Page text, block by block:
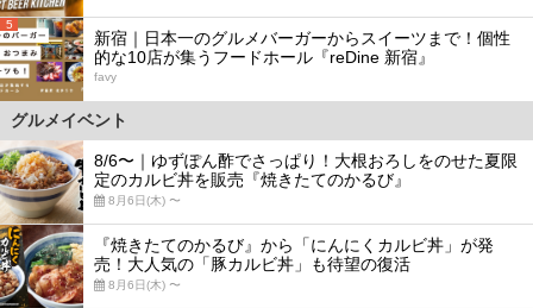
5
新宿｜日本一のグルメバーガーからスイーツまで！個性
的な10店が集うフードホール『reDine 新宿』
favy
グルメイベント
8/6〜｜ゆずぽん酢でさっぱり！大根おろしをのせた夏限
定のカルビ丼を販売『焼きたてのかるび』
8月6日(木) 〜
『焼きたてのかるび』から「にんにくカルビ丼」が発
売！大人気の「豚カルビ丼」も待望の復活
8月6日(木) 〜